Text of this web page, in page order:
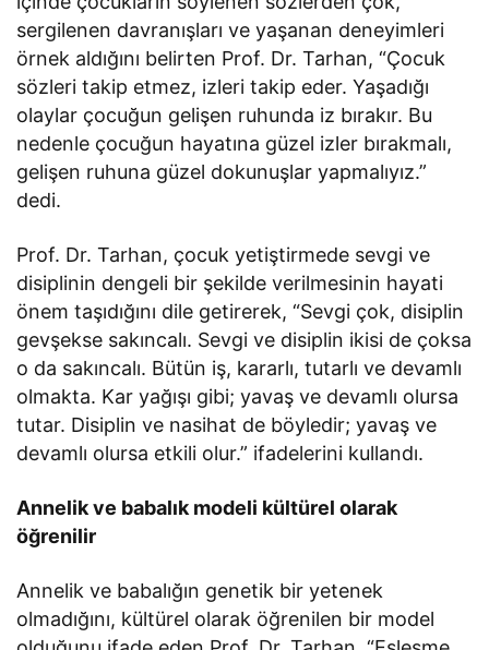
sergilenen davranışları ve yaşanan deneyimleri
örnek aldığını belirten Prof. Dr. Tarhan, “Çocuk
sözleri takip etmez, izleri takip eder. Yaşadığı
olaylar çocuğun gelişen ruhunda iz bırakır. Bu
nedenle çocuğun hayatına güzel izler bırakmalı,
gelişen ruhuna güzel dokunuşlar yapmalıyız.”
dedi.
Prof. Dr. Tarhan, çocuk yetiştirmede sevgi ve
disiplinin dengeli bir şekilde verilmesinin hayati
önem taşıdığını dile getirerek, “Sevgi çok, disiplin
gevşekse sakıncalı. Sevgi ve disiplin ikisi de çoksa
o da sakıncalı. Bütün iş, kararlı, tutarlı ve devamlı
olmakta. Kar yağışı gibi; yavaş ve devamlı olursa
tutar. Disiplin ve nasihat de böyledir; yavaş ve
devamlı olursa etkili olur.” ifadelerini kullandı.
Annelik ve babalık modeli kültürel olarak
öğrenilir
Annelik ve babalığın genetik bir yetenek
olmadığını, kültürel olarak öğrenilen bir model